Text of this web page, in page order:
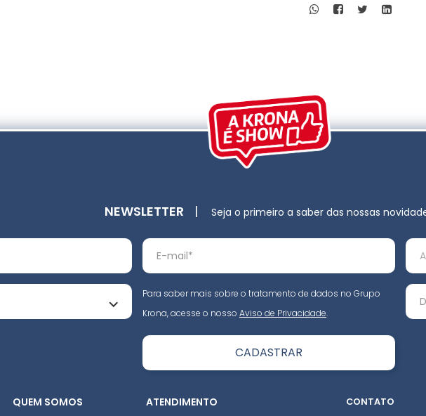
NEWSLETTER | Seja o primeiro a saber das nossas
Para saber mais sobre o tratamento de dados no Grupo
Krona, acesse o nosso Aviso de Privacidade.
QUEM SOMOS
ATENDIMENTO
CONTATO